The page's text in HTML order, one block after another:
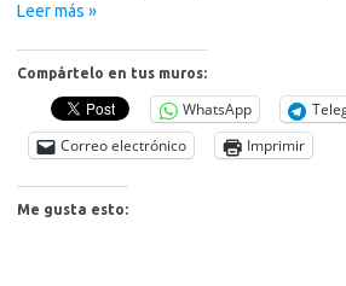
Leer más »
Compártelo en tus muros:
WhatsApp
Correo electrónico
Imprimir
Me gusta esto: